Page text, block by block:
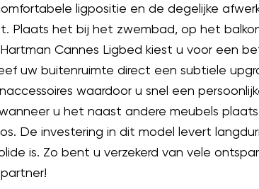
ligpositie en de degelijke
Plaats het bij het zwembad, op het
Cannes Ligbed kiest u voor een
uw buitenruimte direct een subtiele
waardoor u snel een
u het naast andere meubels
De investering in dit model levert
is. Zo bent u verzekerd van vele